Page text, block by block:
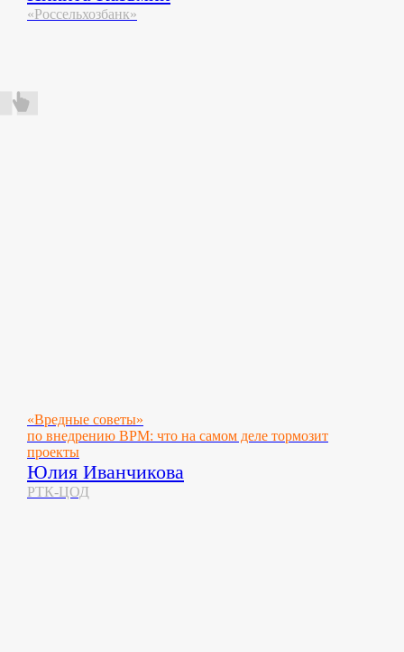
«Россельхозбанк»
«Вредные советы»
по внедрению BPM: что на самом деле тормозит
проекты
Юлия Иванчикова
РТК-ЦОД